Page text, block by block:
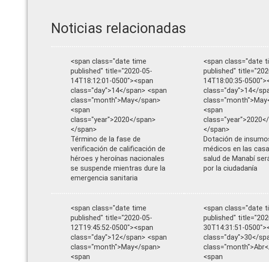
Noticias relacionadas
<span class="date time
published" title="2020-05-
14T18:12:01-0500"><span
class="day">14</span> <span
class="month">May</span>
<span
class="year">2020</span>
</span>
Término de la fase de
verificación de calificación de
héroes y heroínas nacionales
se suspende mientras dure la
emergencia sanitaria
<span class="date
published"
14T18:00:35-
class="day">14</
<span
</span>
Dotación de
médicos en las
salud de Manabí
por la ciudadanía
<span class="date time
published" title="2020-05-
12T19:45:52-0500"><span
class="day">12</span> <span
class="month">May</span>
<span
<span class="date
published"
30T14:31:51-
class="day">30</
<span